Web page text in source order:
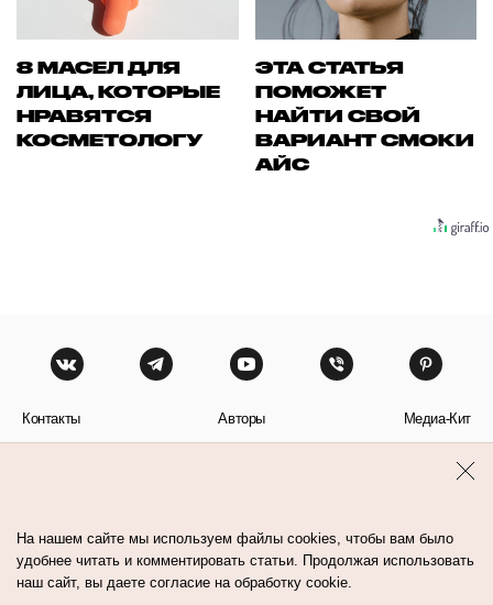
8 МАСЕЛ ДЛЯ
ЛИЦА, КОТОРЫЕ
НРАВЯТСЯ
КОСМЕТОЛОГУ
ЭТА СТАТЬЯ
ПОМОЖЕТ
НАЙТИ СВОЙ
ВАРИАНТ СМОКИ
АЙС
Контакты Авторы Медиа-Кит
На нашем сайте мы используем файлы cookies, чтобы вам было
удобнее читать и комментировать статьи. Продолжая использовать
наш сайт, вы даете согласие на обработку cookie.